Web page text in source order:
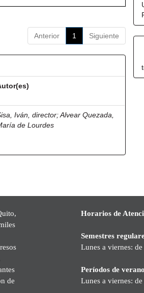
Anterior 1 Siguiente
Iván, director;Alvear Quezada,
de Lourdes
de
Horarios de
Semestres
Lunes a viernes:
Períodos de
Lunes a viernes: